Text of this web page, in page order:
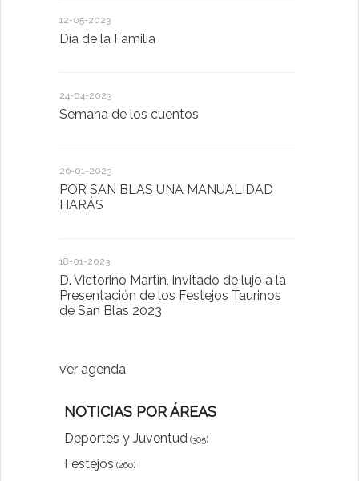
12-05-2023
Día de la Familia
24-04-2023
Semana de los cuentos
26-01-2023
POR SAN BLAS UNA MANUALIDAD
HARÁS
18-01-2023
D. Victorino Martín, invitado de lujo a la
Presentación de los Festejos Taurinos
de San Blas 2023
ver agenda
NOTICIAS POR ÁREAS
Deportes y Juventud (305)
Festejos (260)